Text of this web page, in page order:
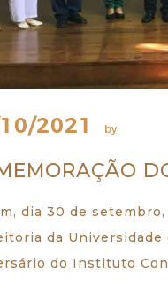
2021 by
dia 30 de
da Universidade
do Instituto